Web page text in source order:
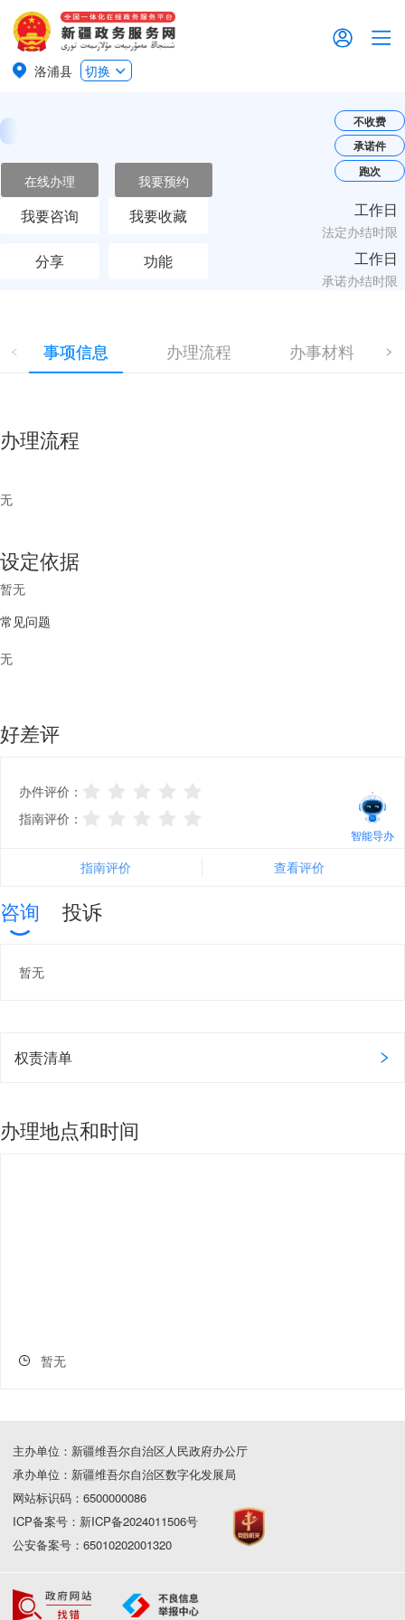
洛浦县 切换
智能导办
在线办理 我要预约
我要咨询 我要收藏
分享 功能
不收费
承诺件
跑次
工作日
法定办结时限
工作日
承诺办结时限
事项信息 办理流程 办事材料
办理流程
无
设定依据
暂无
常见问题
无
好差评
办件评价：
指南评价：
指南评价 查看评价
咨询 投诉
暂无
权责清单
办理地点和时间
暂无
主办单位：新疆维吾尔自治区人民政府办公厅
承办单位：新疆维吾尔自治区数字化发展局
网站标识码：6500000086
ICP备案号：新ICP备2024011506号
公安备案号：65010202001320